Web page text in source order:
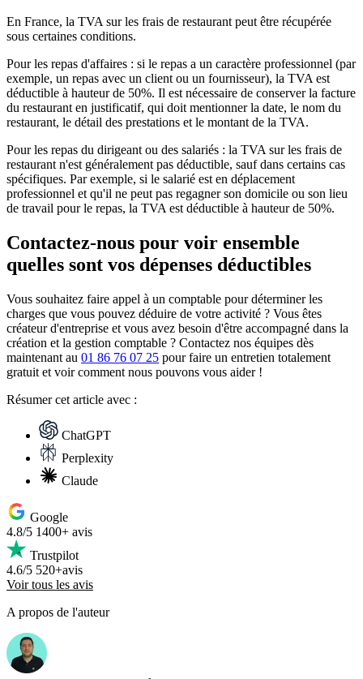
En France, la TVA sur les frais de restaurant peut être récupérée
sous certaines conditions.
Pour les repas d'affaires : si le repas a un caractère professionnel (par
exemple, un repas avec un client ou un fournisseur), la TVA est
déductible à hauteur de 50%. Il est nécessaire de conserver la facture
du restaurant en justificatif, qui doit mentionner la date, le nom du
restaurant, le détail des prestations et le montant de la TVA.
Pour les repas du dirigeant ou des salariés : la TVA sur les frais de
restaurant n'est généralement pas déductible, sauf dans certains cas
spécifiques. Par exemple, si le salarié est en déplacement
professionnel et qu'il ne peut pas regagner son domicile ou son lieu
de travail pour le repas, la TVA est déductible à hauteur de 50%.
Contactez-nous pour voir ensemble
quelles sont vos dépenses déductibles
Vous souhaitez faire appel à un comptable pour déterminer les
charges que vous pouvez déduire de votre activité ? Vous êtes
créateur d'entreprise et vous avez besoin d'être accompagné dans la
création et la gestion comptable ? Contactez nos équipes dès
maintenant au 01 86 76 07 25 pour faire un entretien totalement
gratuit et voir comment nous pouvons vous aider !
Résumercet article avec :
ChatGPT
Perplexity
Claude
Google
4.8/5 1400+ avis
Trustpilot
4.6/5 520+avis
Voir tous les avis
A propos de l'auteur